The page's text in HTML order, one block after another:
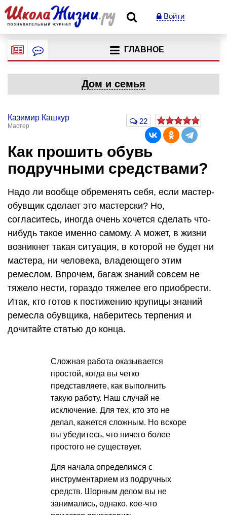
Войти
ГЛАВНОЕ
Дом и семья
Казимир Кашкур
Мастер
22
Как прошить обувь
подручными средствами?
Надо ли вообще обременять себя, если мастер-
обувщик сделает это мастерски? Но,
согласитесь, иногда очень хочется сделать что-
нибудь такое именно самому. А может, в жизни
возникнет такая ситуация, в которой не будет ни
мастера, ни человека, владеющего этим
ремеслом. Впрочем, багаж знаний совсем не
тяжело нести, гораздо тяжелее его приобрести.
Итак, кто готов к постижению крупицы знаний
ремесла обувщика, наберитесь терпения и
дочитайте статью до конца.
Сложная работа оказывается
простой, когда вы четко
представляете, как выполнить
такую работу. Наш случай не
исключение. Для тех, кто это не
делал, кажется сложным. Но вскоре
вы убедитесь, что ничего более
простого не существует.
Для начала определимся с
инструментарием из подручных
средств. Шорным делом вы не
занимались, однако, кое-что